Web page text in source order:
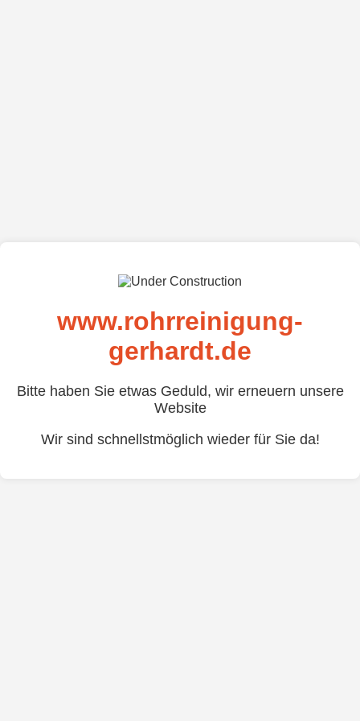
www.rohrreinigung-
gerhardt.de
Bitte haben Sie etwas Geduld, wir erneuern unsere
Website
Wir sind schnellstmöglich wieder für Sie da!